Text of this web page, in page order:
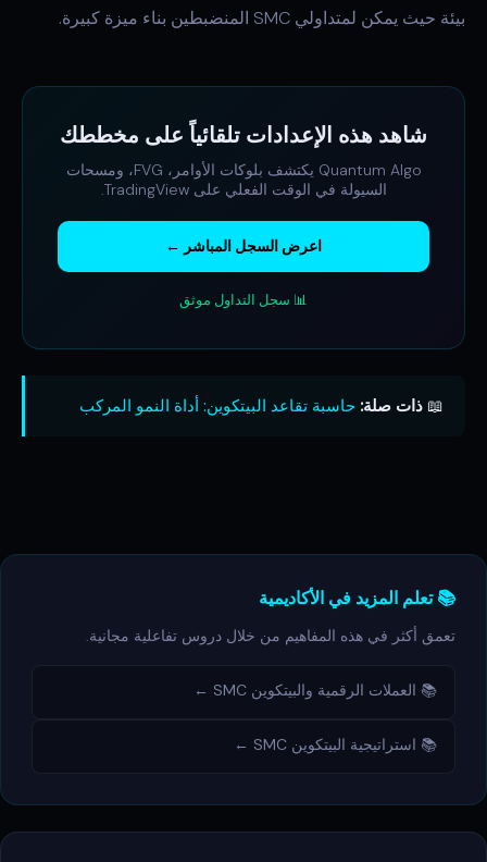
بيئة حيث يمكن لمتداولي SMC المنضبطين بناء ميزة كبيرة.
شاهد هذه الإعدادات تلقائياً على مخططك
Quantum Algo يكتشف بلوكات الأوامر، FVG، ومسحات
السيولة في الوقت الفعلي على TradingView.
اعرض السجل المباشر ←
📊 سجل التداول موثق
📖 ذات صلة: حاسبة تقاعد البيتكوين: أداة النمو المركب
📚 تعلم المزيد في الأكاديمية
تعمق أكثر في هذه المفاهيم من خلال دروس تفاعلية مجانية.
📚 العملات الرقمية والبيتكوين SMC ←
📚 استراتيجية البيتكوين SMC ←